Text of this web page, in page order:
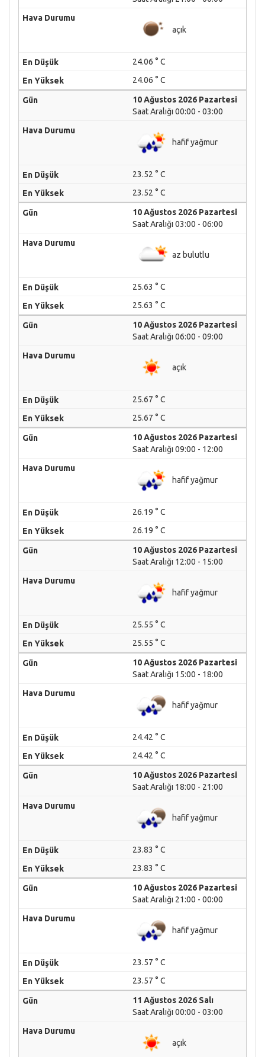
açık
24.06 ° C
24.06 ° C
10 Ağustos 2026 Pazartesi
Saat Aralığı 00:00 - 03:00
hafif yağmur
23.52 ° C
23.52 ° C
10 Ağustos 2026 Pazartesi
Saat Aralığı 03:00 - 06:00
az bulutlu
25.63 ° C
25.63 ° C
10 Ağustos 2026 Pazartesi
Saat Aralığı 06:00 - 09:00
açık
25.67 ° C
25.67 ° C
10 Ağustos 2026 Pazartesi
Saat Aralığı 09:00 - 12:00
hafif yağmur
26.19 ° C
26.19 ° C
10 Ağustos 2026 Pazartesi
Saat Aralığı 12:00 - 15:00
hafif yağmur
25.55 ° C
25.55 ° C
10 Ağustos 2026 Pazartesi
Saat Aralığı 15:00 - 18:00
hafif yağmur
24.42 ° C
24.42 ° C
10 Ağustos 2026 Pazartesi
Saat Aralığı 18:00 - 21:00
hafif yağmur
23.83 ° C
23.83 ° C
10 Ağustos 2026 Pazartesi
Saat Aralığı 21:00 - 00:00
hafif yağmur
23.57 ° C
23.57 ° C
11 Ağustos 2026 Salı
Saat Aralığı 00:00 - 03:00
açık